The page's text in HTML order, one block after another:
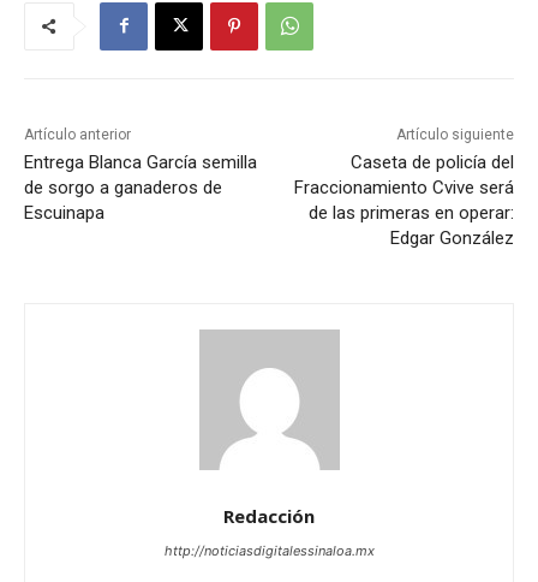
Artículo anterior
Entrega Blanca García semilla
de sorgo a ganaderos de
Escuinapa
Artículo siguiente
Caseta de policía del
Fraccionamiento Cvive será
de las primeras en operar:
Edgar González
Redacción
http://noticiasdigitalessinaloa.mx